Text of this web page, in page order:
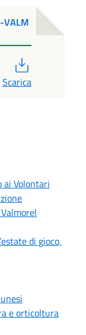
VALM
Scarica
Volontari
di gioco,
e orticoltura